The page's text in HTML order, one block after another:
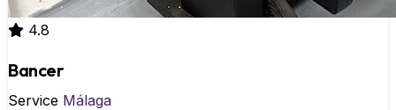
4.8
Bancer
Service Málaga